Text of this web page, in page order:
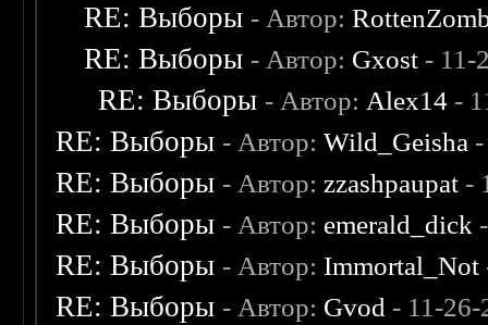
RE: Выборы - Автор:
RE: Выборы - Автор: Gxost - 11-
RE: Выборы - Автор: Alex14 -
RE: Выборы - Автор:Wild_Geisha
RE: Выборы - Автор: zzashpaupat -
RE: Выборы - Автор: emerald_dick
RE: Выборы - Автор: Immortal_Not
RE: Выборы - Автор: Gvod - 11-